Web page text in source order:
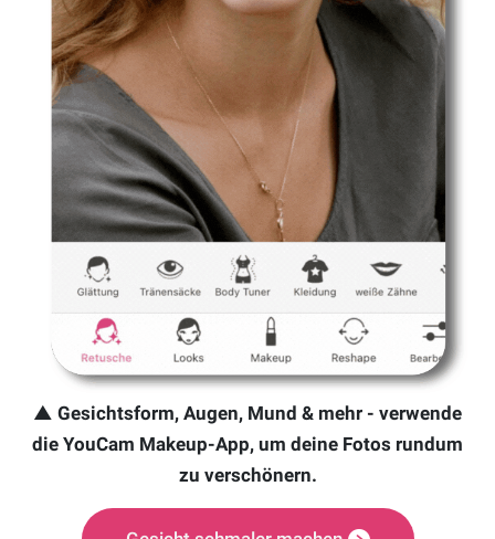
▲ Gesichtsform, Augen, Mund & mehr - verwende
die YouCam Makeup-App, um deine Fotos rundum
zu verschönern.